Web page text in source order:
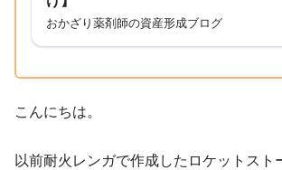
おかざり薬剤師の資産形成ブログ
こんにちは。
以前耐火レンガで作成したロケットスト